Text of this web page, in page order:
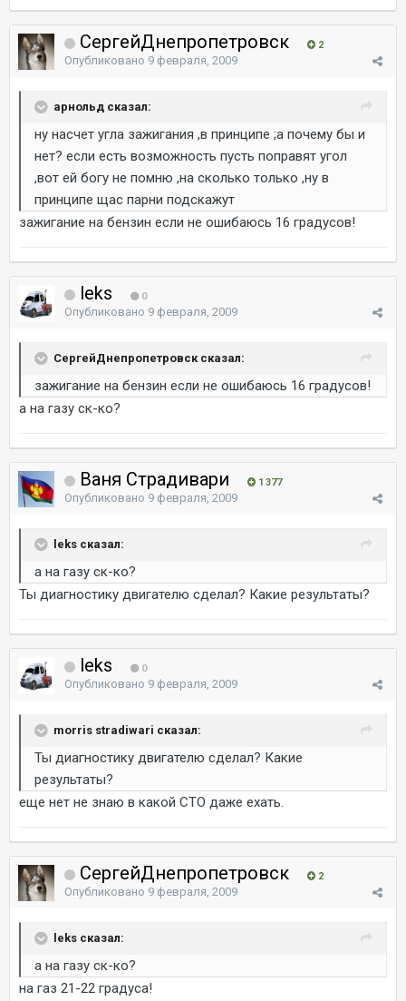
СергейДнепропетровск 2
Опубликовано 9 февраля, 2009
арнольд сказал:
ну насчет угла зажигания ,в принципе ;а почему бы и
нет? если есть возможность пусть поправят угол
,вот ей богу не помню ,на сколько только ,ну в
принципе щас парни подскажут
зажигание на бензин если не ошибаюсь 16 градусов!
leks 0
Опубликовано 9 февраля, 2009
СергейДнепропетровск сказал:
зажигание на бензин если не ошибаюсь 16 градусов!
а на газу ск-ко?
Ваня Страдивари 1 377
Опубликовано 9 февраля, 2009
leks сказал:
а на газу ск-ко?
Ты диагностику двигателю сделал? Какие результаты?
leks 0
Опубликовано 9 февраля, 2009
morris stradiwari сказал:
Ты диагностику двигателю сделал? Какие
результаты?
еще нет не знаю в какой СТО даже ехать.
СергейДнепропетровск 2
Опубликовано 9 февраля, 2009
leks сказал:
а на газу ск-ко?
на газ 21-22 градуса!